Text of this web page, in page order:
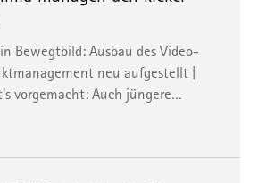
Bewegtbild: Ausbau des Video-
neu aufgestellt |
vorgemacht: Auch jüngere…